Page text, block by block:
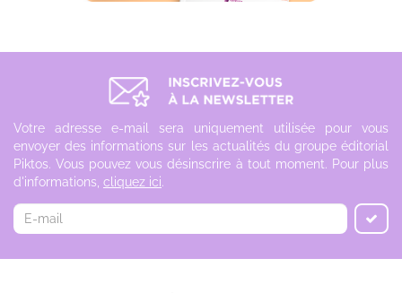
Votre adresse e-mail sera uniquement utilisée pour vous
envoyer des informations sur les actualités du groupe éditorial
Piktos. Vous pouvez vous désinscrire à tout moment. Pour plus
d'informations, cliquez ici.